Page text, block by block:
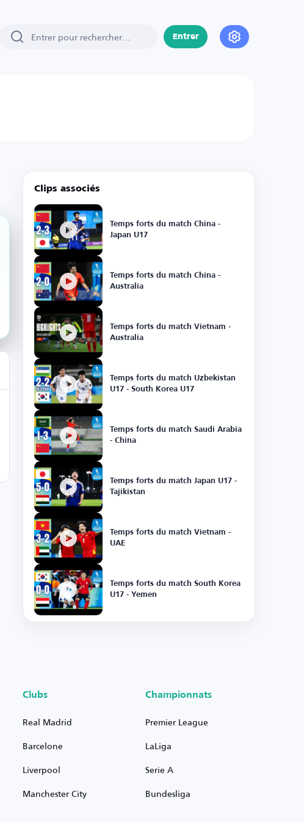
Entrer
Clips associés
Temps forts du match China -
Japan U17
Temps forts du match China -
Australia
Temps forts du match Vietnam -
Australia
Temps forts du match Uzbekistan
U17 - South Korea U17
Temps forts du match Saudi Arabia
- China
Temps forts du match Japan U17 -
Tajikistan
Temps forts du match Vietnam -
UAE
Temps forts du match South Korea
U17 - Yemen
Clubs
Real Madrid
Barcelone
Liverpool
Manchester City
Championnats
Premier League
LaLiga
Serie A
Bundesliga